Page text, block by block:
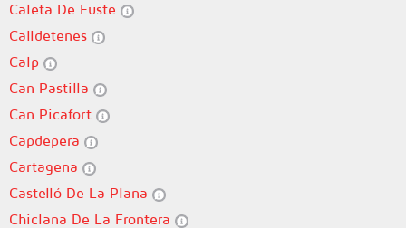
Caleta De Fuste
Calldetenes
Calp
Can Pastilla
Can Picafort
Capdepera
Cartagena
Castelló De La Plana
Chiclana De La Frontera